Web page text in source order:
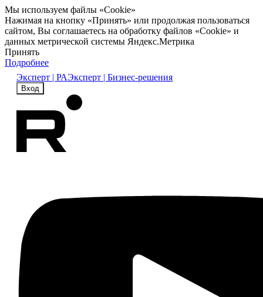
Мы используем файлы «Cookie»
Нажимая на кнопку «Принять» или продолжая пользоваться
сайтом, Вы соглашаетесь на обработку файлов «Cookie» и
данных метрической системы Яндекс.Метрика
Принять
Подробнее
Эксперт | РАЭксперт | Бизнес-решения
Вход